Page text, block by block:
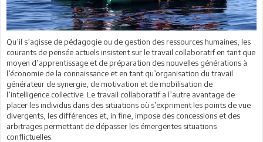
Qu’il s’agisse de pédagogie ou de gestion des ressources humaines, les
courants de pensée actuels insistent sur le travail collaboratif en tant que
moyen d’apprentissage et de préparation des nouvelles générations à
l’économie de la connaissance et en tant qu’organisation du travail
générateur de synergie, de motivation et de mobilisation de
l’intelligence collective. Le travail collaboratif a l’autre avantage de
placer les individus dans des situations où s’expriment les points de vue
divergents, les différences et, in fine, impose des concessions et des
arbitrages permettant de dépasser les émergentes situations
conflictuelles.